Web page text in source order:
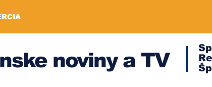
noviny a TV